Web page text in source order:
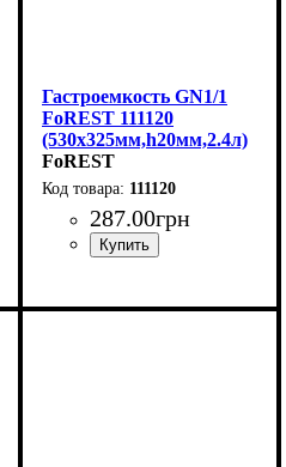
Гастроемкость GN1/1
FoREST 111120
(530х325мм,h20мм,2.4л)
FoREST
111120
287.00грн